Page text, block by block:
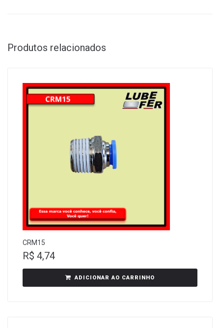
Produtos relacionados
CRM15
R$ 4,74
ADICIONAR AO CARRINHO